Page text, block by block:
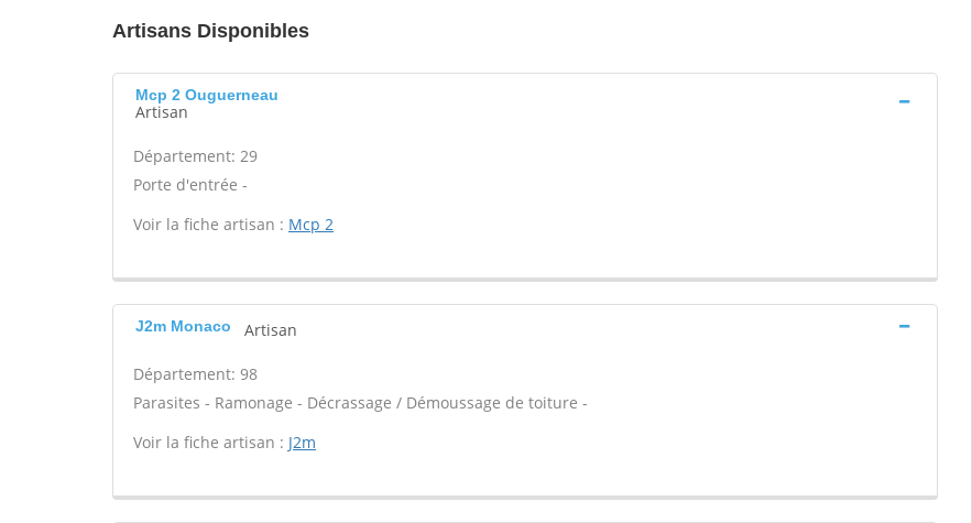
Artisans Disponibles
Mcp 2 Ouguerneau
Artisan
Département: 29
Porte d'entrée -
Voir la fiche artisan : Mcp 2
J2m Monaco Artisan
Département: 98
Parasites - Ramonage - Décrassage / Démoussage de toiture -
Voir la fiche artisan : J2m